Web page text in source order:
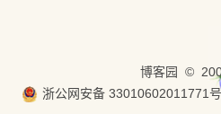
博客园
©
浙公网安备 33010602011771号